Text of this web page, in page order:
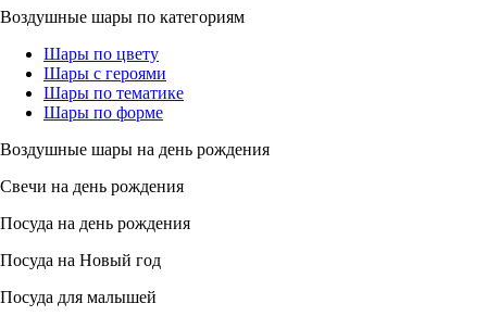
Воздушные шары по категориям
Шары по цвету
Шары с героями
Шары по тематике
Шары по форме
Воздушные шары на день рождения
Свечи на день рождения
Посуда на день рождения
Посуда на Новый год
Посуда для малышей